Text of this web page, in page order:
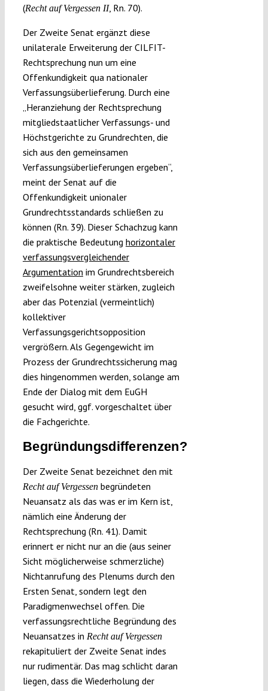
(Recht auf Vergessen II, Rn. 70).
Der Zweite Senat ergänzt diese
unilaterale Erweiterung der CILFIT-
Rechtsprechung nun um eine
Offenkundigkeit qua nationaler
Verfassungsüberlieferung. Durch eine
„Heranziehung der Rechtsprechung
mitgliedstaatlicher Verfassungs- und
Höchstgerichte zu Grundrechten, die
sich aus den gemeinsamen
Verfassungsüberlieferungen ergeben“,
meint der Senat auf die
Offenkundigkeit unionaler
Grundrechtsstandards schließen zu
können (Rn. 39). Dieser Schachzug kann
die praktische Bedeutung horizontaler
verfassungsvergleichender
Argumentation im Grundrechtsbereich
zweifelsohne weiter stärken, zugleich
aber das Potenzial (vermeintlich)
kollektiver
Verfassungsgerichtsopposition
vergrößern. Als Gegengewicht im
Prozess der Grundrechtssicherung mag
dies hingenommen werden, solange am
Ende der Dialog mit dem EuGH
gesucht wird, ggf. vorgeschaltet über
die Fachgerichte.
Begründungsdifferenzen?
Der Zweite Senat bezeichnet den mit
Recht auf Vergessenbegründeten
Neuansatz als das was er im Kern ist,
nämlich eine Änderung der
Rechtsprechung (Rn. 41). Damit
erinnert er nicht nur an die (aus seiner
Sicht möglicherweise schmerzliche)
Nichtanrufung des Plenums durch den
Ersten Senat, sondern legt den
Paradigmenwechsel offen. Die
verfassungsrechtliche Begründung des
Neuansatzes in Recht auf Vergessen
rekapituliert der Zweite Senat indes
nur rudimentär. Das mag schlicht daran
liegen, dass die Wiederholung der